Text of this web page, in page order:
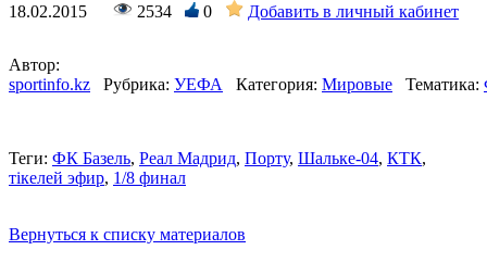
18.02.2015 2534 0 Добавить в личный кабинет
Автор:
sportinfo.kz
Рубрика: УЕФА Категория: Мировые Тематика:
Теги: ФК Базель, Реал Мадрид, Порту, Шальке-04, КТК,
тікелей эфир, 1/8 финал
Вернуться к списку материалов